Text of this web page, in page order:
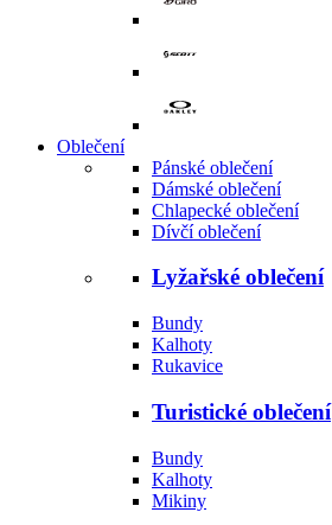
Oblečení
Pánské oblečení
Dámské oblečení
Chlapecké oblečení
Dívčí oblečení
Lyžařské oblečení
Bundy
Kalhoty
Rukavice
Turistické oblečení
Bundy
Kalhoty
Mikiny